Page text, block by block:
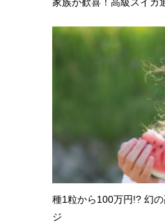
種1粒から100万円!? 幻
ジ